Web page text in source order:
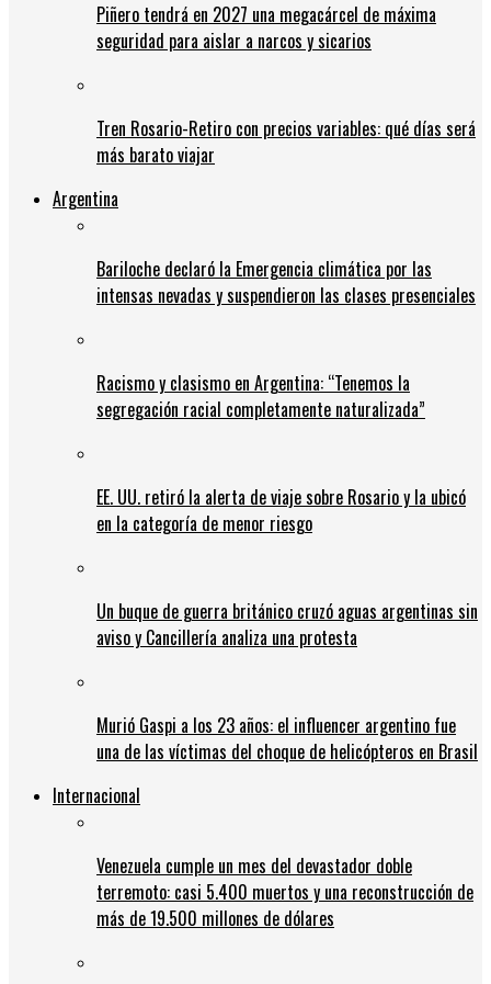
Piñero tendrá en 2027 una megacárcel de máxima
seguridad para aislar a narcos y sicarios
Tren Rosario-Retiro con precios variables: qué días será
más barato viajar
Argentina
Bariloche declaró la Emergencia climática por las
intensas nevadas y suspendieron las clases presenciales
Racismo y clasismo en Argentina: “Tenemos la
segregación racial completamente naturalizada”
EE. UU. retiró la alerta de viaje sobre Rosario y la ubicó
en la categoría de menor riesgo
Un buque de guerra británico cruzó aguas argentinas sin
aviso y Cancillería analiza una protesta
Murió Gaspi a los 23 años: el influencer argentino fue
una de las víctimas del choque de helicópteros en Brasil
Internacional
Venezuela cumple un mes del devastador doble
terremoto: casi 5.400 muertos y una reconstrucción de
más de 19.500 millones de dólares